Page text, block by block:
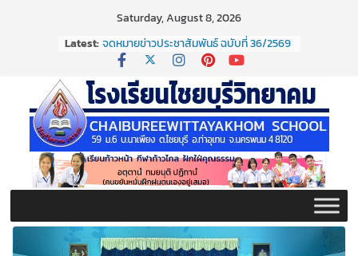
Saturday, August 8, 2026
Latest: จดหมายข่าวประชาสัมพันธ์ ฉบับที่ 36/2569
ประจำเดือนมิถุนายน 2569
กิจกรรมวันสุนทรภู่ ประจำปี ๒๕๖๙
จดหมายข่าวประชาสัมพันธ์ ฉบับที่ 38/2569
ประจำเดือนมิถุนายน 2569
จดหมายข่าวประชาสัมพันธ์ ฉบับที่ 37/2569
ประจำเดือนมิถุนายน 2569